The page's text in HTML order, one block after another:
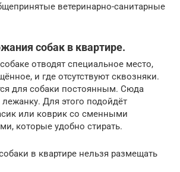
ветеринарно-санитарные
собак в квартире.
отводят специальное место,
и где отсутствуют сквозняки.
для собаки постоянным. Сюда
Для этого подойдёт
или коврик со сменными
которые удобно стирать.
в квартире нельзя размещать